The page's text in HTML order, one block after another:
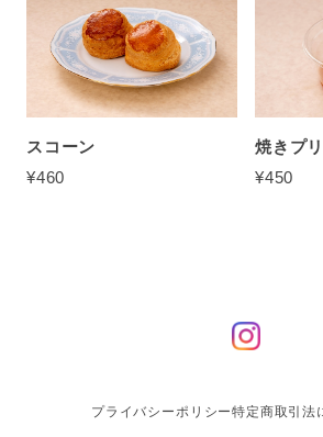
スコーン
¥460
焼きプ
¥450
プライバシーポリシー特定商取引法